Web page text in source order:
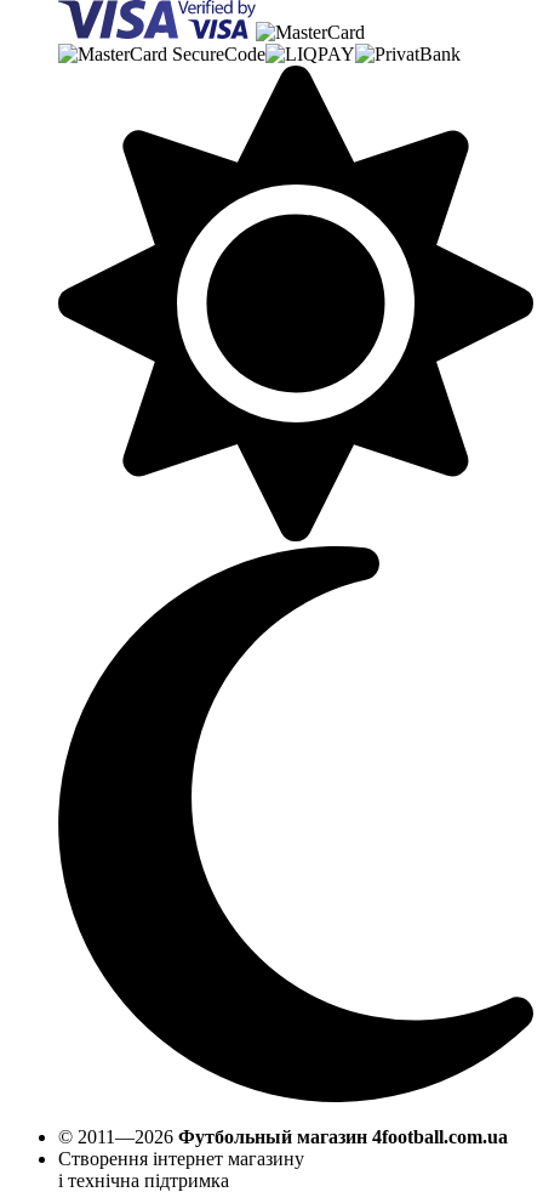
© 2011—2026 Футбольный магазин 4football.com.ua
Створення інтернет магазину
і технічна підтримка